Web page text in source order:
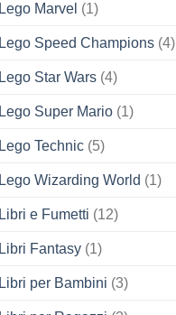
Lego Marvel (1)
Lego Speed Champions(4)
Lego Star Wars(4)
Lego Super Mario(1)
Lego Technic(5)
Lego Wizarding World (1)
Libri e Fumetti (12)
Libri Fantasy(1)
Libri per Bambini (3)